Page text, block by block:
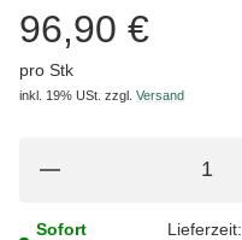
96,90 €
pro Stk
inkl. 19% USt. zzgl. Versand
Sofort
Lieferzeit: